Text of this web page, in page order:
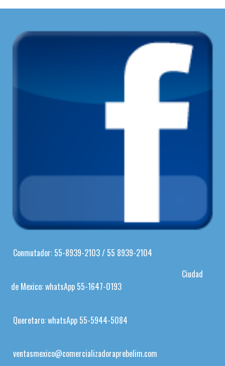
Conmutador: 55-8939-2103 / 55 8939-2104
Ciudad
de Mexico: whatsApp 55-1647-0193
Queretaro: whatsApp 55-5944-5084
ventasmexico@comercializadoraprebelim.com